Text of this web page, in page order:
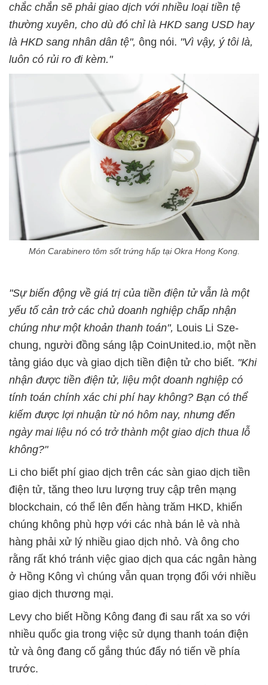
chắc chắn sẽ phải giao dịch với nhiều loại tiền tệ
thường xuyên, cho dù đó chỉ là HKD sang USD hay
là HKD sang nhân dân tệ", ông nói. "Vì vậy, ý tôi là,
luôn có rủi ro đi kèm."
Món Carabinero tôm sốt trứng hấp tại Okra Hong Kong.
"Sự biến động về giá trị của tiền điện tử vẫn là một
yếu tố cản trở các chủ doanh nghiệp chấp nhận
chúng như một khoản thanh toán", Louis Li Sze-
chung, người đồng sáng lập CoinUnited.io, một nền
tảng giáo dục và giao dịch tiền điện tử cho biết. "Khi
nhận được tiền điện tử, liệu một doanh nghiệp có
tính toán chính xác chi phí hay không? Bạn có thể
kiếm được lợi nhuận từ nó hôm nay, nhưng đến
ngày mai liệu nó có trở thành một giao dịch thua lỗ
không?"
Li cho biết phí giao dịch trên các sàn giao dịch tiền
điện tử, tăng theo lưu lượng truy cập trên mạng
blockchain, có thể lên đến hàng trăm HKD, khiến
chúng không phù hợp với các nhà bán lẻ và nhà
hàng phải xử lý nhiều giao dịch nhỏ. Và ông cho
rằng rất khó tránh việc giao dịch qua các ngân hàng
ở Hồng Kông vì chúng vẫn quan trọng đối với nhiều
giao dịch thương mại.
Levy cho biết Hồng Kông đang đi sau rất xa so với
nhiều quốc gia trong việc sử dụng thanh toán điện
tử và ông đang cố gắng thúc đẩy nó tiến về phía
trước.